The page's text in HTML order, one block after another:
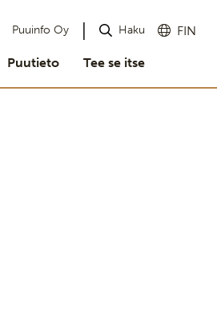
Puuinfo Oy Haku FIN
Puutieto Tee se itse